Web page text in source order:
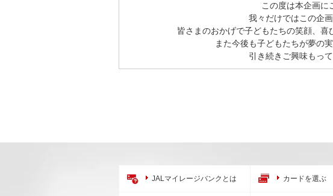
この度は本企画に
我々だけではこの企
皆さまのおかげで子どもたちの笑顔、
また今後も子どもたちが夢の
引き続きご興味もっ
JALマイレージバンクとは カードを選ぶ